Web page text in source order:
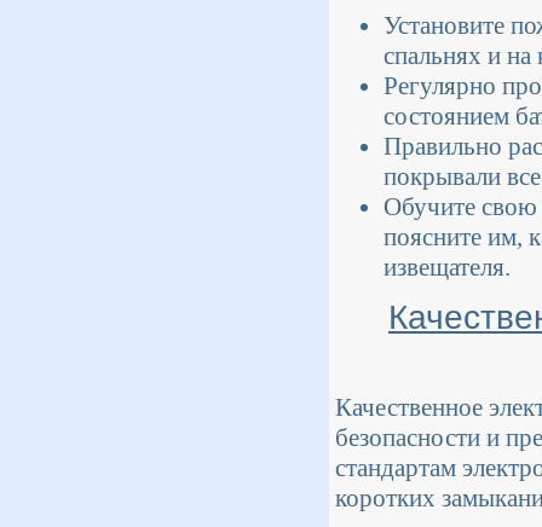
Установите
спальнях и
Регулярно
состоянием
Правильно
покрывали
Обучите свою
поясните им,
извещателя.
Качественное
безопасности и
стандартам
коротких